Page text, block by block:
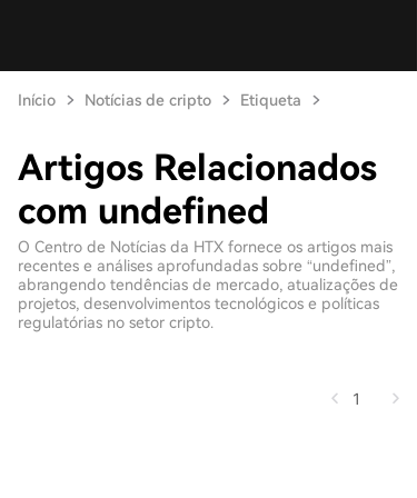
Início Notícias de cripto Etiqueta
Artigos Relacionados
com undefined
O Centro de Notícias da HTX fornece os artigos mais
recentes e análises aprofundadas sobre “undefined”,
abrangendo tendências de mercado, atualizações de
projetos, desenvolvimentos tecnológicos e políticas
regulatórias no setor cripto.
1